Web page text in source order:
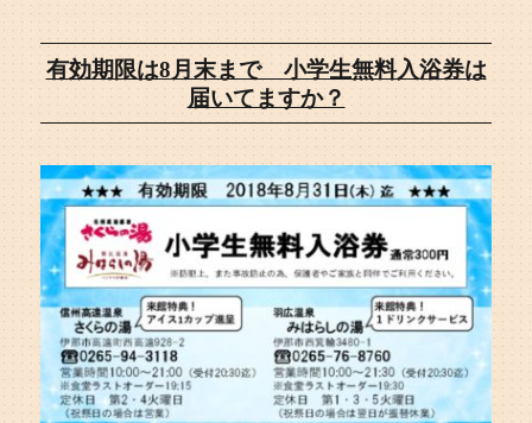
有効期限は8月末まで 小学生無料入浴券は
届いてますか？